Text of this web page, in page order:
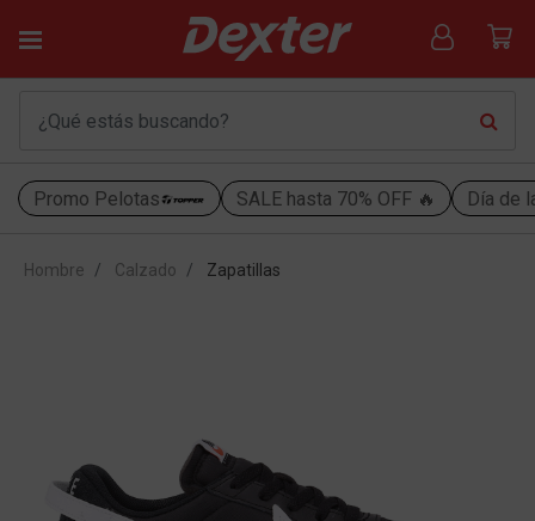
Promo Pelotas SALE hasta 70% OFF 🔥 Día de
Hombre Calzado Zapatillas